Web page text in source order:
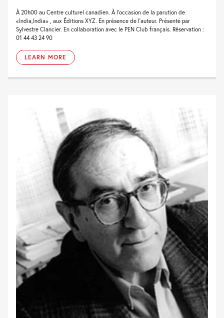
À 20h00 au Centre culturel canadien. À l'occasion de la parution de
«India,India» , aux Éditions XYZ. En présence de l'auteur. Présenté par
Sylvestre Clancier. En collaboration avec le PEN Club français. Réservation :
01 44 43 24 90
LEARN MORE